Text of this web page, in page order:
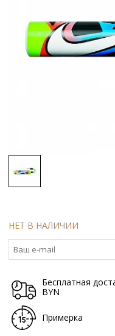
НЕТ В НАЛИЧИИ
Бесплатная
BYN
Примерка